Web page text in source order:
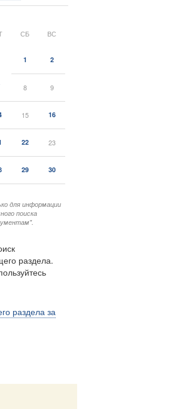
СБ ВС
1 2
8 9
15 16
22 23
29 30
для информации
поиска
раздела.
раздела за